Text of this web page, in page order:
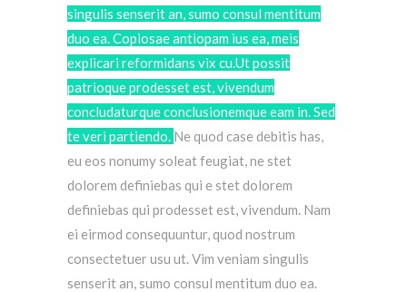
singulis senserit an, sumo consul mentitum
duo ea. Copiosae antiopam ius ea, meis
explicari reformidans vix cu.Ut possit
patrioque prodesset est, vivendum
concludaturque conclusionemque eam in. Sed
te veri partiendo. Ne quod case debitis has,
eu eos nonumy soleat feugiat, ne stet
dolorem definiebas qui e stet dolorem
definiebas qui prodesset est, vivendum. Nam
ei eirmod consequuntur, quod nostrum
consectetuer usu ut. Vim veniam singulis
senserit an, sumo consul mentitum duo ea.